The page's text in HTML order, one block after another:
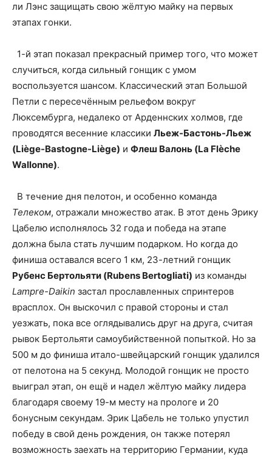
ли Лэнс защищать свою жёлтую майку на первых
этапах гонки.
1-й этап показал прекрасный пример того, что может
случиться, когда сильный гонщик с умом
воспользуется шансом. Классический этап Большой
Петли с пересечённым рельефом вокруг
Люксембурга, недалеко от Арденнских холмов, где
проводятся весенние классики Льеж-Бастонь-Льеж
(Liège-Bastogne-Liège) и Флеш Валонь (La Flèche
Wallonne).
В течение дня пелотон, и особенно команда
Телеком, отражали множество атак. В этот день Эрику
Цабелю исполнялось 32 года и победа на этапе
должна была стать лучшим подарком. Но когда до
финиша оставался всего 1 км, 23-летний гонщик
Рубенс Бертольяти (Rubens Bertogliati) из команды
Lampre-Daikin застал прославленных спринтеров
врасплох. Он выскочил с правой стороны и стал
уезжать, пока все оглядывались друг на друга, считая
рывок Бертольяти самоубийственной попыткой. Но за
500 м до финиша итало-швейцарский гонщик удалился
от пелотона на 5 секунд. Молодой гонщик не просто
выиграл этап, он ещё и надел жёлтую майку лидера
благодаря своему 19-м месту на прологе и 20
бонусным секундам. Эрик Цабель не только упустил
победу в свой день рождения, он также потерял
возможность заехать на территорию Германии, куда